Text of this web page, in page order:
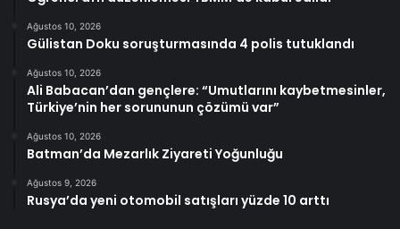
Ağustos 10, 2026
Gülistan Doku soruşturmasında 4 polis tutuklandı
Ağustos 10, 2026
Ali Babacan’dan gençlere: “Umutlarını kaybetmesinler,
Türkiye’nin her sorununun çözümü var”
Ağustos 10, 2026
Batman’da Mezarlık Ziyareti Yoğunluğu
Ağustos 9, 2026
Rusya’da yeni otomobil satışları yüzde 10 arttı